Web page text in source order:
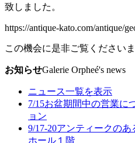
致しました。
https://antique-kato.com/antique/
この機会に是非ご覧くださいま
お知らせGalerie Orpheé's news
ニュース一覧を表示
7/15お盆期間中の営業に
ョン
9/17-20アンティークのあ
ホール１階